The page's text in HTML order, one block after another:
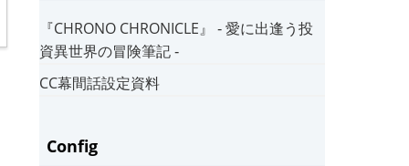
『CHRONO CHRONICLE』 ‐ 愛に出逢う投
資異世界の冒険筆記 ‐
CC幕間話設定資料
Config